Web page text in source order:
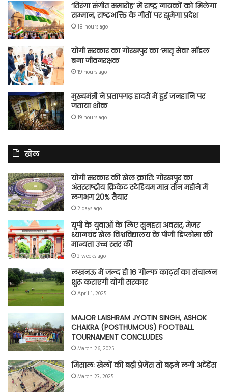
‘तिरंगा संगीत समारोह’ में राष्ट्र नायकों को मिलेगा
सम्मान, राष्ट्रभक्ति के गीतों पर झूमेगा प्रदेश
18 hours ago
योगी सरकार का गोरखपुर का ‘मातृ सेवा’ मॉडल
बना जीवनरक्षक
19 hours ago
मुख्यमंत्री ने प्रतापगढ़ हादसे में हुई जनहानि पर
जताया शोक
19 hours ago
खेल
योगी सरकार की खेल क्रांति: गोरखपुर का
अंतरराष्ट्रीय क्रिकेट स्टेडियम मात्र तीन महीने में
लगभग 20% तैयार
2 days ago
यूपी के युवाओं के लिए सुनहरा अवसर, मेजर
ध्यानचंद खेल विश्वविद्यालय के पीजी डिप्लोमा की
मान्यता उच्च स्तर की
3 weeks ago
लखनऊ में जल्द ही 16 गोल्फ कार्ट्स का संचालन
शुरू कराएगी योगी सरकार
April 1, 2025
MAJOR LAISHRAM JYOTIN SINGH, ASHOK
CHAKRA (POSTHUMOUS) FOOTBALL
TOURNAMENT CONCLUDES
March 26, 2025
मिसालः खेलों की बढ़ी प्रेजेंस तो बढ़ने लगी अटेंडेंस
March 23, 2025